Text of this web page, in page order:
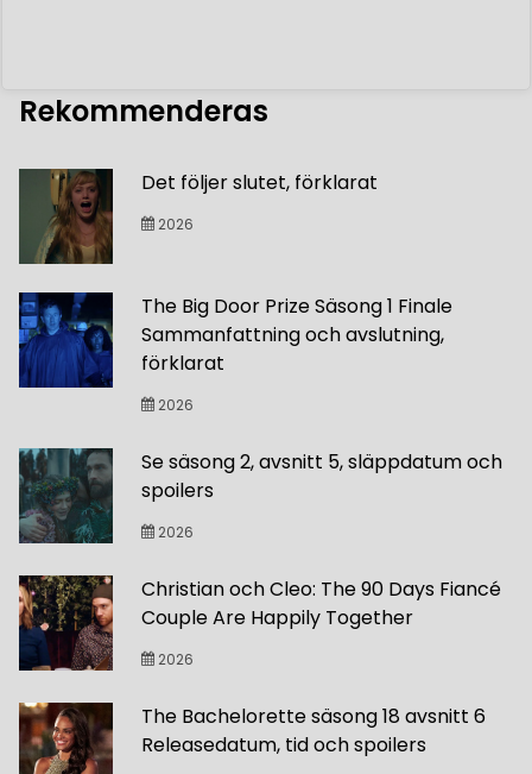
Rekommenderas
Det följer slutet, förklarat
2026
The Big Door Prize Säsong 1 Finale
Sammanfattning och avslutning,
förklarat
2026
Se säsong 2, avsnitt 5, släppdatum och
spoilers
2026
Christian och Cleo: The 90 Days Fiancé
Couple Are Happily Together
2026
The Bachelorette säsong 18 avsnitt 6
Releasedatum, tid och spoilers